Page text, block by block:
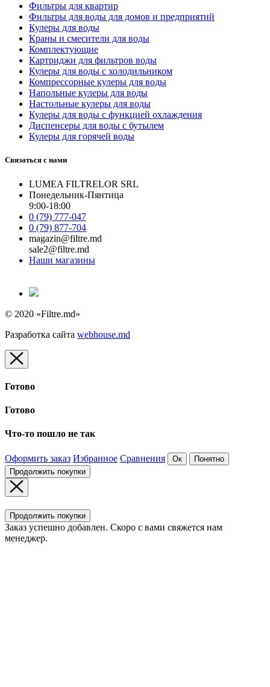
Фильтры для квартир
Фильтры для воды для домов и предприятий
Кулеры для воды
Краны и смесители для воды
Комплектующие
Картриджи для фильтров воды
Кулеры для воды с холодильником
Компрессорные кулеры для воды
Напольные кулеры для воды
Настольные кулеры для воды
Кулеры для воды с функцией охлаждения
Диспенсеры для воды с бутылем
Кулеры для горячей воды
Связаться с нами
LUMEA FILTRELOR SRL
Понедельник-Пянтица
9:00-18:00
0 (79) 777-047
0 (79) 877-704
magazin@filtre.md
sale2@filtre.md
Наши магазины
© 2020 «Filtre.md»
Разработка сайта webhouse.md
Готово
Готово
Что-то пошло не так
Оформить заказ Избранное Сравнения Ок
Понятно
Продолжить покупки
Продолжить покупки
Заказ успешно добавлен. Скоро с вами свяжется нам
менеджер.